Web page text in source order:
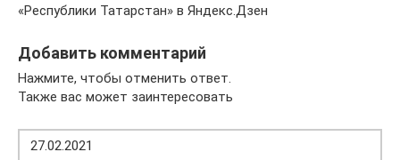
«Республики Татарстан» в Яндекс.Дзен
Добавить комментарий
Нажмите, чтобы отменить ответ.
Также вас может заинтересовать
27.02.2021